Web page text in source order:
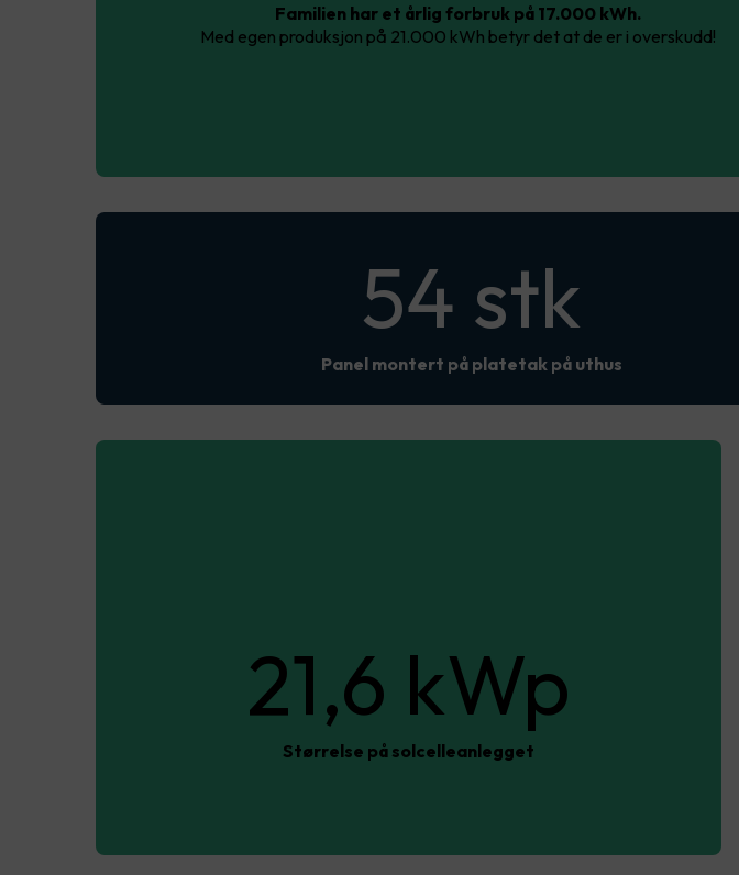
Familien har et årlig forbruk på 17.000 kWh.
Med egen produksjon på 21.000 kWh betyr det at de er i overskudd!
54 stk
Panel montert på platetak på uthus
21,6 kWp
Størrelse på solcelleanlegget